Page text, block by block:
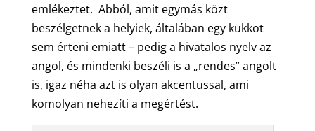
emlékeztet. Abból, amit egymás közt
beszélgetnek a helyiek, általában egy kukkot
sem érteni emiatt – pedig a hivatalos nyelv az
angol, és mindenki beszéli is a „rendes” angolt
is, igaz néha azt is olyan akcentussal, ami
komolyan nehezíti a megértést.